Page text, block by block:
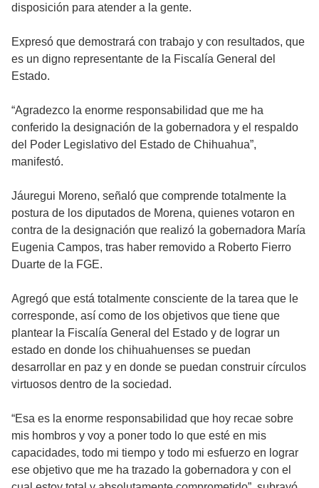
disposición para atender a la gente.
Expresó que demostrará con trabajo y con resultados, que
es un digno representante de la Fiscalía General del
Estado.
“Agradezco la enorme responsabilidad que me ha
conferido la designación de la gobernadora y el respaldo
del Poder Legislativo del Estado de Chihuahua”,
manifestó.
Jáuregui Moreno, señaló que comprende totalmente la
postura de los diputados de Morena, quienes votaron en
contra de la designación que realizó la gobernadora María
Eugenia Campos, tras haber removido a Roberto Fierro
Duarte de la FGE.
Agregó que está totalmente consciente de la tarea que le
corresponde, así como de los objetivos que tiene que
plantear la Fiscalía General del Estado y de lograr un
estado en donde los chihuahuenses se puedan
desarrollar en paz y en donde se puedan construir círculos
virtuosos dentro de la sociedad.
“Esa es la enorme responsabilidad que hoy recae sobre
mis hombros y voy a poner todo lo que esté en mis
capacidades, todo mi tiempo y todo mi esfuerzo en lograr
ese objetivo que me ha trazado la gobernadora y con el